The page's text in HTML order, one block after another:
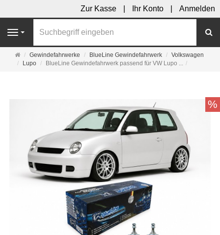
Zur Kasse Ihr Konto Anmelden
Navigation
Startseite
Gewindefahrwerke BlueLine Gewindefahrwerk
Volkswagen
Lupo
BlueLine Gewindefahrwerk passend für VW Lupo ...
%